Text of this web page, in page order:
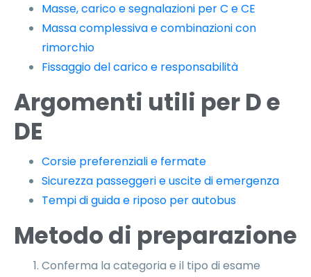
Masse, carico e segnalazioni per C e CE
Massa complessiva e combinazioni con
rimorchio
Fissaggio del carico e responsabilità
Argomenti utili per D e
DE
Corsie preferenziali e fermate
Sicurezza passeggeri e uscite di emergenza
Tempi di guida e riposo per autobus
Metodo di preparazione
Conferma la categoria e il tipo di esame